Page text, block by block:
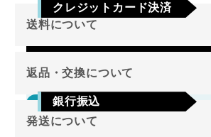
クレジットカード決済
Visa Mastercard JCB
銀行振込
送料について
地域
東北
関東
返品・交換について
返品期限･条件
切り売り商品やメーカー取り寄せ
発送について